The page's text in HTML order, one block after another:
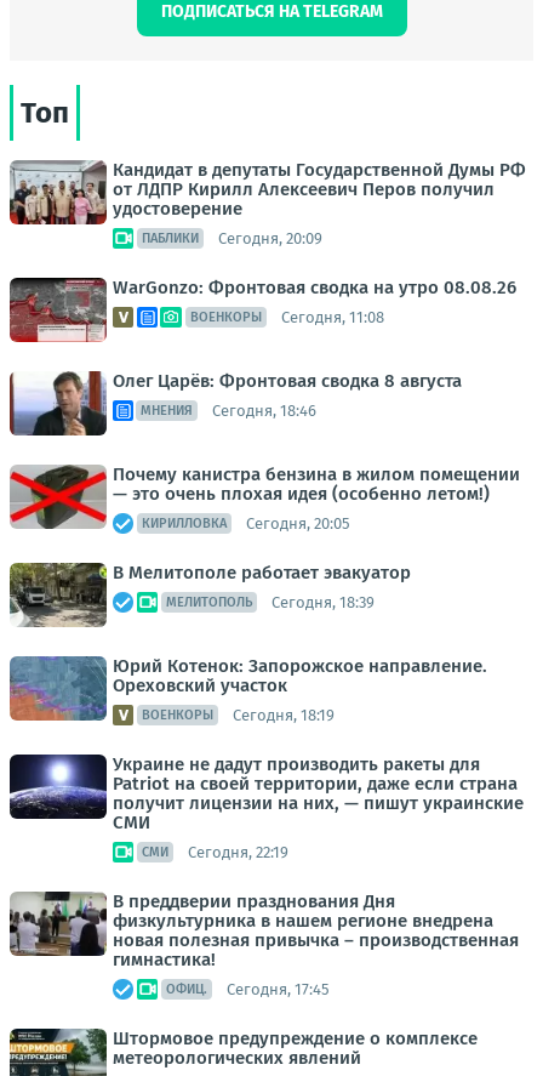
ПОДПИСАТЬСЯ НА TELEGRAM
Топ
Кандидат в депутаты Государственной Думы РФ
от ЛДПР Кирилл Алексеевич Перов получил
удостоверение
ПАБЛИКИ Сегодня, 20:09
WarGonzo: Фронтовая сводка на утро 08.08.26
ВОЕНКОРЫ Сегодня, 11:08
Олег Царёв: Фронтовая сводка 8 августа
МНЕНИЯ Сегодня, 18:46
Почему канистра бензина в жилом помещении
— это очень плохая идея (особенно летом!)
КИРИЛЛОВКА Сегодня, 20:05
В Мелитополе работает эвакуатор
МЕЛИТОПОЛЬ Сегодня, 18:39
Юрий Котенок: Запорожское направление.
Ореховский участок
ВОЕНКОРЫ Сегодня, 18:19
Украине не дадут производить ракеты для
Patriot на своей территории, даже если страна
получит лицензии на них, — пишут украинские
СМИ
СМИ Сегодня, 22:19
В преддверии празднования Дня
физкультурника в нашем регионе внедрена
новая полезная привычка – производственная
гимнастика!
ОФИЦ. Сегодня, 17:45
Штормовое предупреждение о комплексе
метеорологических явлений